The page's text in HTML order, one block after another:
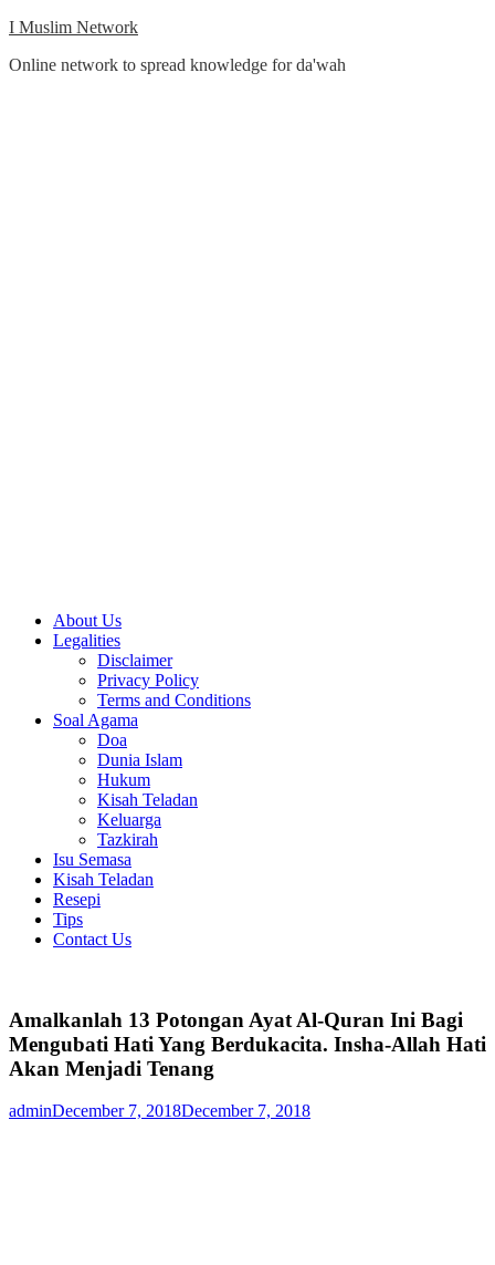
Skip
content
I Muslim Network
Online network to spread knowledge for da'wah
Close
Menu
About Us
Legalities
Disclaimer
Privacy Policy
Terms and Conditions
Soal Agama
Doa
Dunia Islam
Hukum
Kisah Teladan
Keluarga
Tazkirah
Isu Semasa
Kisah Teladan
Resepi
Tips
Contact Us
Amalkanlah 13 Potongan Ayat Al-Quran Ini Bagi
Mengubati Hati Yang Berdukacita. Insha-Allah Hati
Akan Menjadi Tenang
adminDecember 7, 2018December 7, 2018